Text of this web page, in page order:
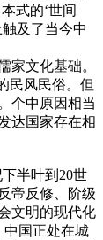
式的‘世间
及了当今中
家文化基础。
民风民俗。但
个中原因相当
达国家存在相
半叶到20世
帝反修、阶级
文明的现代化
中国正处在城